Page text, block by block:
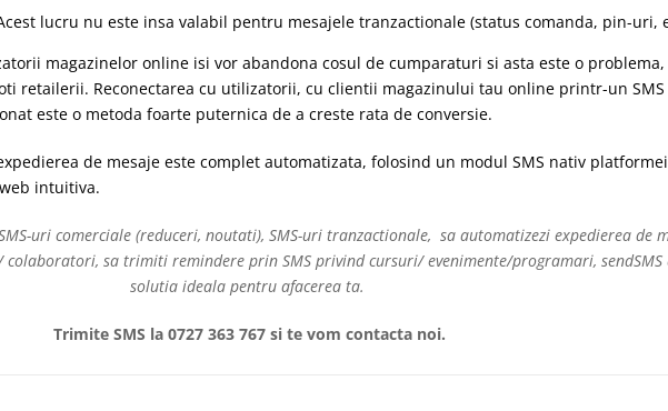
lucru nu este insa valabil pentru mesajele tranzactionale (status comanda, pin-uri,
magazinelor online isi vor abandona cosul de cumparaturi si asta este o
retailerii. Reconectarea cu utilizatorii, cu clientii magazinului tau online printr-un SMS
este o metoda foarte puternica de a creste rata de conversie.
de mesaje este complet automatizata, folosind un modul SMS nativ
intuitiva.
uri comerciale (reduceri, noutati), SMS-uri tranzactionale, sa automatizezi expedierea de
sa trimiti remindere prin SMS privind cursuri/ evenimente/programari, sendSMS
solutia ideala pentru afacerea ta.
Trimite SMS la 0727 363 767 si te vom contacta noi.